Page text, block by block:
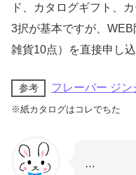
ド、カタログギフト、
3択が基本ですが、WEB
雑貨10点）を直接申し込
参考 フレーバー ジン
※紙カタログはコレでちた
…